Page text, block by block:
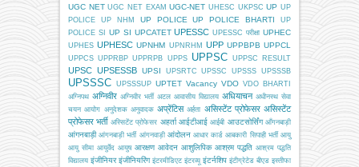
UGC NET UGC NET EXAM UGC-NET UHESC UKPSC UP UP
POLICE
UP NHM UP POLICE UP POLICE BHARTI
UP
POLICE SI
UP SI UPCATET UPESSC UPESSC परीक्षा UPHEC
UPHES UPHESC UPNHM UPNRHM UPP UPPBPB UPPCL
UPPCS UPPRBP UPPRPB UPPS UPPSC UPPSC RESULT
UPSC UPSESSB UPSI UPSRTC UPSSC UPSSS UPSSSB
UPSSSC UPSSSUP UPTET Vacancy VDO VDO BHARTI
अग्निपथ अग्निवीर अग्निवीर भर्ती अटल आवासीय विद्यालय अधियाचन अधीनस्थ सेवा
चयन आयोग अनुदेशक अनुवादक अप्रेंटिस अर्हता असिस्टेंट प्रोफेसर असिस्टेंट
प्रोफेसर भर्ती अस्सिटेंट प्रोफेसर अहर्ता आईटीआई आईबी आउटसोर्सिंग आँगनबाड़ी
आंगनबाड़ी आंगनबाड़ी भर्ती आंगनवाड़ी आंदोलन आधार कार्ड आबकारी सिपाही भर्ती आयु
आयु सीमा आयुर्वेद आयुष आरक्षण आवेदन आशुलिपिक आश्रम पद्धति आश्रम पद्धति
विद्यालय इंजीनियर इंजीनियरिंग इंटरमीडिएट इंटरव्यू इंटर्नशिप इंटीग्रेटेड बीएड इस्तीफा